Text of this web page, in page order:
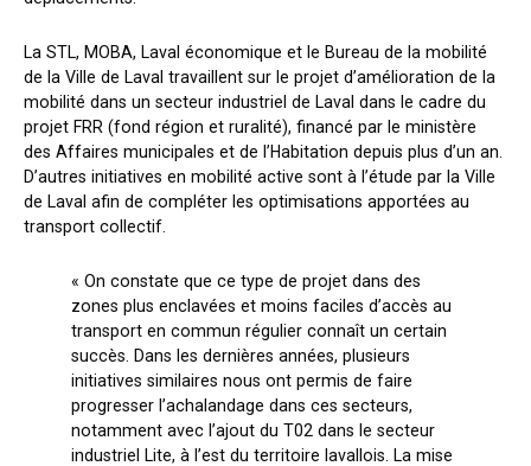
La STL, MOBA, Laval économique et le Bureau de la mobilité
de la Ville de Laval travaillent sur le projet d’amélioration de la
mobilité dans un secteur industriel de Laval dans le cadre du
projet FRR (fond région et ruralité), financé par le ministère
des Affaires municipales et de l’Habitation depuis plus d’un an.
D’autres initiatives en mobilité active sont à l’étude par la Ville
de Laval afin de compléter les optimisations apportées au
transport collectif.
« On constate que ce type de projet dans des
zones plus enclavées et moins faciles d’accès au
transport en commun régulier connaît un certain
succès. Dans les dernières années, plusieurs
initiatives similaires nous ont permis de faire
progresser l’achalandage dans ces secteurs,
notamment avec l’ajout du T02 dans le secteur
industriel Lite, à l’est du territoire lavallois. La mise